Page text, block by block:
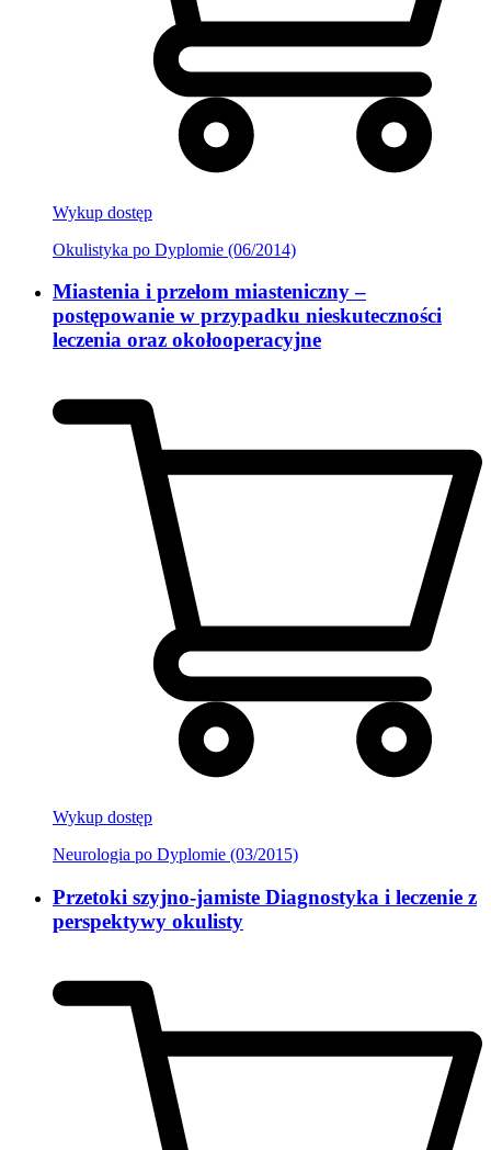
Wykup dostęp
Okulistyka po Dyplomie (06/2014)
Miastenia i przełom miasteniczny –
postępowanie w przypadku nieskuteczności
leczenia oraz okołooperacyjne
Wykup dostęp
Neurologia po Dyplomie (03/2015)
Przetoki szyjno-jamiste Diagnostyka i leczenie z
perspektywy okulisty